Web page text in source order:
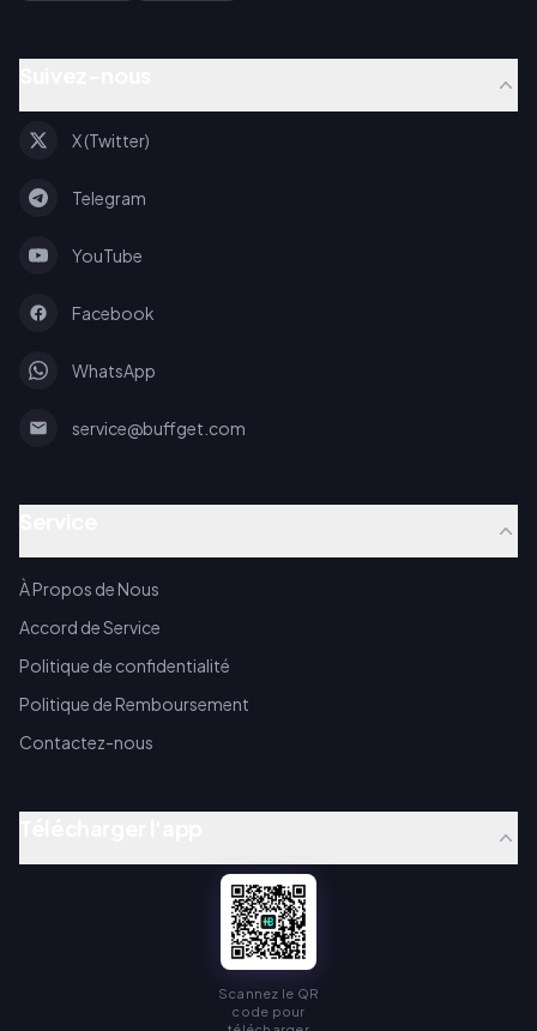
X (Twitter)
Telegram
YouTube
Facebook
WhatsApp
service@buffget.com
À Propos de Nous
Accord de Service
Politique de confidentialité
Politique de Remboursement
Contactez-nous
Scannez le QR
code pour